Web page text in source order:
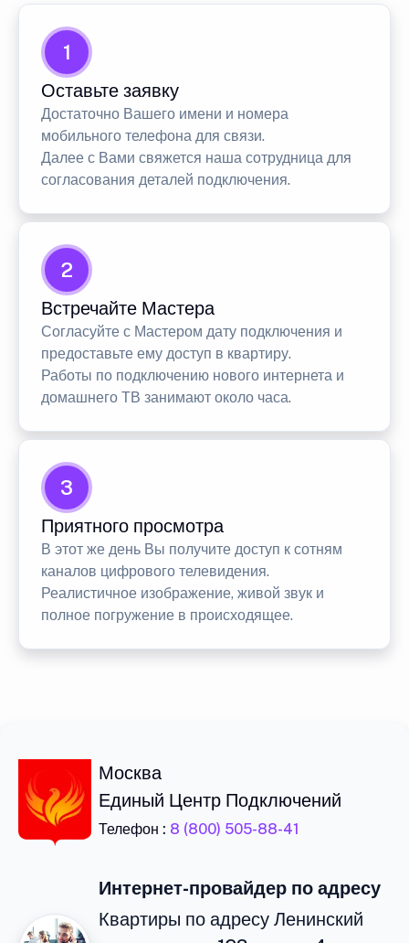
1
Оставьте заявку
Достаточно Вашего имени и номера
мобильного телефона для связи.
Далее с Вами свяжется наша сотрудница для
согласования деталей подключения.
2
Встречайте Мастера
Согласуйте с Мастером дату подключения и
предоставьте ему доступ в квартиру.
Работы по подключению нового интернета и
домашнего ТВ занимают около часа.
3
Приятного просмотра
В этот же день Вы получите доступ к сотням
каналов цифрового телевидения.
Реалистичное изображение, живой звук и
полное погружение в происходящее.
Москва
Единый Центр Подключений
Телефон : 8 (800) 505-88-41
Интернет-провайдер по адресу
Квартиры по адресу Ленинский